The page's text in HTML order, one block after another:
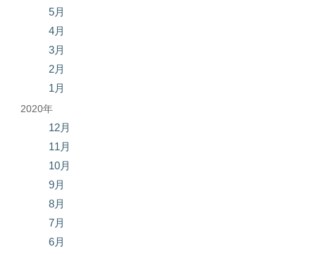
5月
4月
3月
2月
1月
2020年
12月
11月
10月
9月
8月
7月
6月